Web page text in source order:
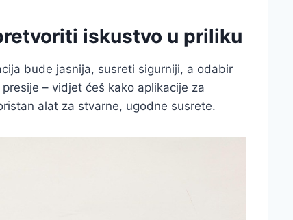
iskustvo u priliku
bude jasnija, susreti sigurniji, a odabir
– vidjet ćeš kako aplikacije za
alat za stvarne, ugodne susrete.